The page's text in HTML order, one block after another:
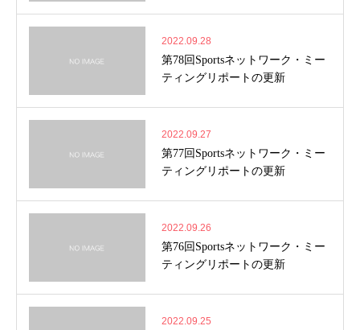
2022.09.28
第78回Sportsネットワーク・ミー
ティングリポートの更新
2022.09.27
第77回Sportsネットワーク・ミー
ティングリポートの更新
2022.09.26
第76回Sportsネットワーク・ミー
ティングリポートの更新
2022.09.25